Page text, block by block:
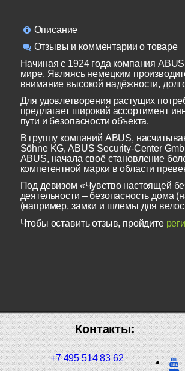
Описание
Отзывы и комментарии о товаре
Начиная с 1924 года компания
мире. Являясь немецким
внимание высокой надёжности,
Для удовлетворения растущих
предлагает широкий ассортимент
пути и безопасности объекта.
В группу компаний ABUS,
Söhne KG, ABUS Security-Center
ABUS, начала своё становление
компетентной марки в области
Под девизом «Чувство настоящей
деятельности – безопасность дома
(например, замки и шлемы для
Чтобы оставить отзыв, пройдите
Контакты:
+7 495 514 83 62